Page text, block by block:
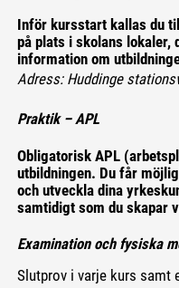
Inför kursstart kallas du
på plats i skolans lokaler,
information om
Adress: Huddinge
Praktik – APL
Obligatorisk APL
utbildningen. Du får
och utveckla dina
samtidigt som du skapar
Examination och fysiska
Slutprov i varje kurs samt